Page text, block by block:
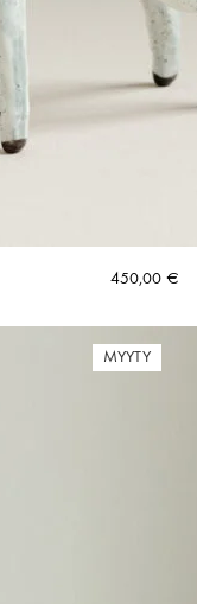
450,00 €
MYYTY